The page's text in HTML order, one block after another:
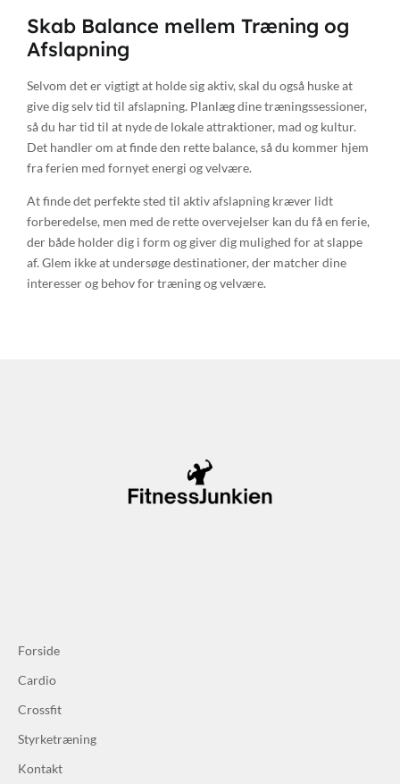
Skab Balance mellem Træning og
Afslapning
Selvom det er vigtigt at holde sig aktiv, skal du også huske at
give dig selv tid til afslapning. Planlæg dine træningssessioner,
så du har tid til at nyde de lokale attraktioner, mad og kultur.
Det handler om at finde den rette balance, så du kommer hjem
fra ferien med fornyet energi og velvære.
At finde det perfekte sted til aktiv afslapning kræver lidt
forberedelse, men med de rette overvejelser kan du få en ferie,
der både holder dig i form og giver dig mulighed for at slappe
af. Glem ikke at undersøge destinationer, der matcher dine
interesser og behov for træning og velvære.
Forside
Cardio
Crossfit
Styrketræning
Kontakt